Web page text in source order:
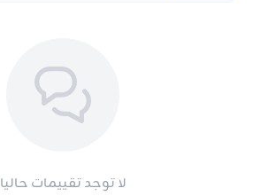
لا توجد تقييمات حاليا